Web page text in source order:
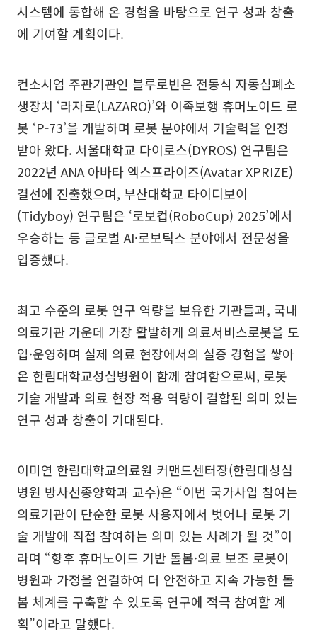
시스템에 통합해 온 경험을 바탕으로 연구 성과 창출
에 기여할 계획이다.
컨소시엄 주관기관인 블루로빈은 전동식 자동심폐소
생장치 ‘라자로(LAZARO)’와 이족보행 휴머노이드 로
봇 ‘P-73’을 개발하며 로봇 분야에서 기술력을 인정
받아 왔다. 서울대학교 다이로스(DYROS) 연구팀은
2022년 ANA 아바타 엑스프라이즈(Avatar XPRIZE)
결선에 진출했으며, 부산대학교 타이디보이
(Tidyboy) 연구팀은 ‘로보컵(RoboCup) 2025’에서
우승하는 등 글로벌 AI·로보틱스 분야에서 전문성을
입증했다.
최고 수준의 로봇 연구 역량을 보유한 기관들과, 국내
의료기관 가운데 가장 활발하게 의료서비스로봇을 도
입·운영하며 실제 의료 현장에서의 실증 경험을 쌓아
온 한림대학교성심병원이 함께 참여함으로써, 로봇
기술 개발과 의료 현장 적용 역량이 결합된 의미 있는
연구 성과 창출이 기대된다.
이미연 한림대학교의료원 커맨드센터장(한림대성심
병원 방사선종양학과 교수)은 “이번 국가사업 참여는
의료기관이 단순한 로봇 사용자에서 벗어나 로봇 기
술 개발에 직접 참여하는 의미 있는 사례가 될 것”이
라며 “향후 휴머노이드 기반 돌봄·의료 보조 로봇이
병원과 가정을 연결하여 더 안전하고 지속 가능한 돌
봄 체계를 구축할 수 있도록 연구에 적극 참여할 계
획”이라고 말했다.